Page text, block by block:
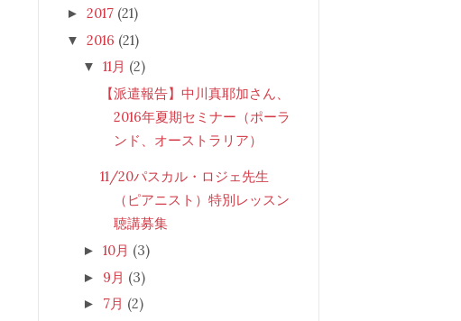
► 2017 (21)
▼ 2016 (21)
▼ 11月 (2)
【派遣報告】中川真耶加さん、
2016年夏期セミナー（ポーラ
ンド、オーストラリア）
11/20パスカル・ロジェ先生
（ピアニスト）特別レッスン
聴講募集
► 10月 (3)
► 9月 (3)
► 7月 (2)